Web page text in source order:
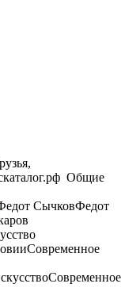
Общие
Федот
Современное
Современное